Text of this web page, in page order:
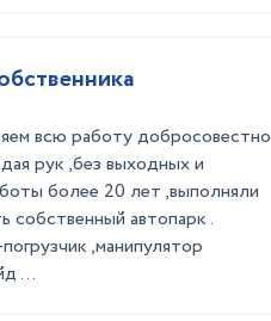
всю работу добросовестно
рук ,без выходных и
более 20 лет ,выполняли
собственный автопарк .
,манипулятор
...